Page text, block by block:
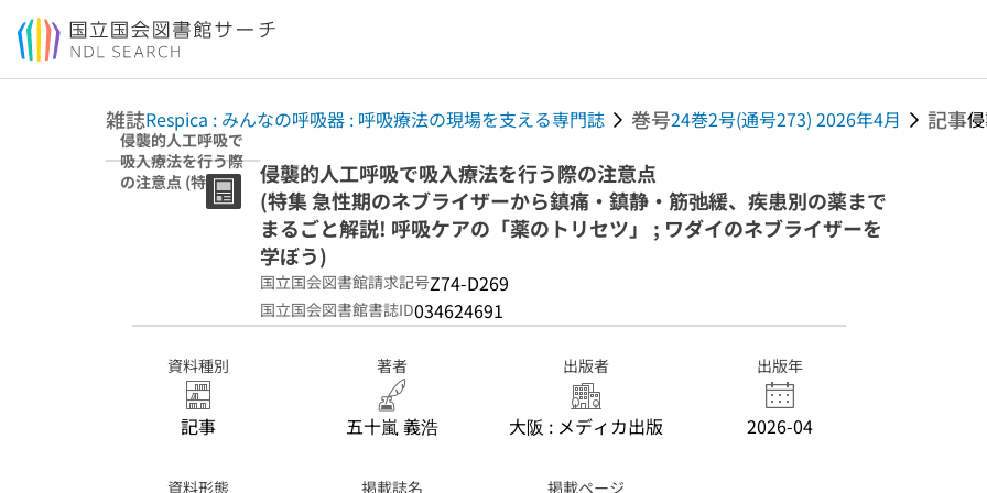
本文へ移動
雑誌Respica : みんなの呼吸器 : 呼吸療法の現場を支える専門誌 巻号24巻2号(通号273) 2026年4月 記事
侵襲的人工呼吸で
吸入療法を行う際
の注意点 (特集 急
性期のネブライザ
ツ」 ; ワダイのネ
侵襲的人工呼吸で吸入療法を行う際の注意点
(特集 急性期のネブライザーから鎮痛・鎮静・筋弛緩、疾患別の薬まで
まるごと解説! 呼吸ケアの「薬のトリセツ」 ; ワダイのネブライザーを
学ぼう)
国立国会図書館請求記号Z74-D269
国立国会図書館書誌ID034624691
資料種別
記事
著者
五十嵐 義浩
出版者
大阪 : メディカ出版
出版年
2026-04
資料形態 掲載誌名 掲載ページ